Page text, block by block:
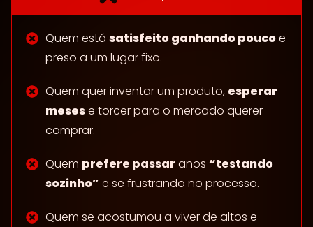
Quem está satisfeito ganhando poucoe
preso a um lugar fixo.
Quem quer inventar um produto, esperar
mesese torcer para o mercado querer
comprar.
Quem prefere passar anos “testando
sozinho” e se frustrando no processo.
Quem se acostumou a viver de altos e